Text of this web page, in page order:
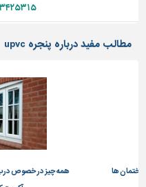
برقی،روشنایی،ایمنی
۳۳۴۲۵۳۱۵
مطالب مفید درباره پنجره upvc
ها
همه چیز در خصوص درب